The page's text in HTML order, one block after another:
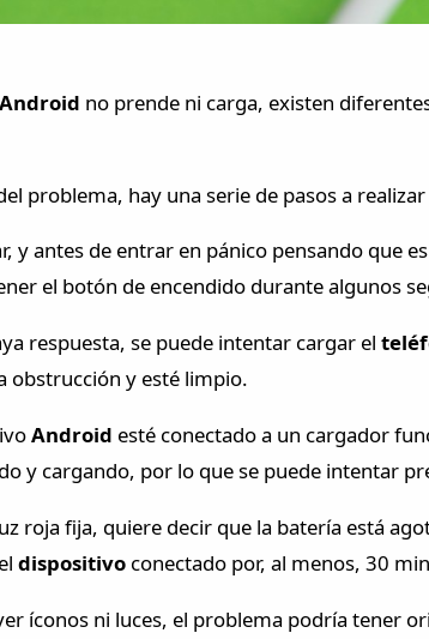
Android no prende ni carga, existen
problema, hay una serie de pasos a
y antes de entrar en pánico pensando que
el botón de encendido durante algunos
respuesta, se puede intentar cargar el
obstrucción y esté limpio.
Android esté conectado a un cargador
y cargando, por lo que se puede intentar
roja fija, quiere decir que la batería está
dispositivo conectado por, al menos, 30
íconos ni luces, el problema podría tener